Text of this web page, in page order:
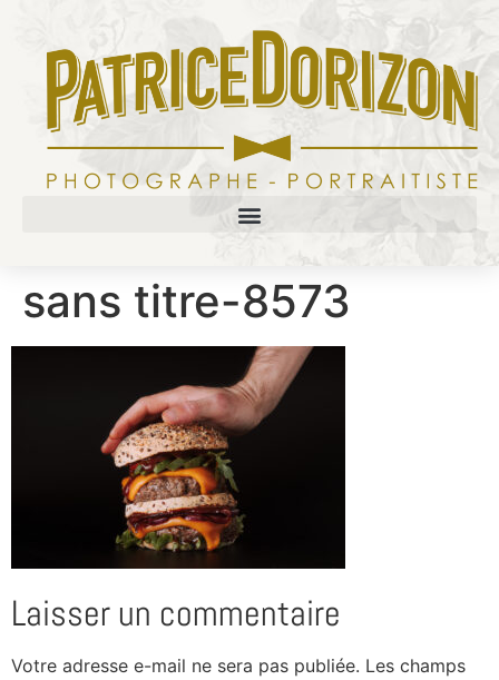
sans titre-8573
Laisser un commentaire
Votre adresse e-mail ne sera pas publiée. Les champs